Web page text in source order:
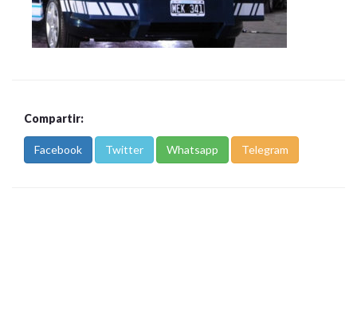
Compartir:
Facebook Twitter Whatsapp Telegram